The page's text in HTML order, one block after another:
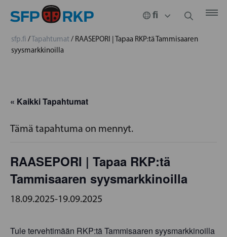
sfp.fi /Tapahtumat/ RAASEPORI | Tapaa RKP:tä Tammisaaren
syysmarkkinoilla
« Kaikki Tapahtumat
Tämä tapahtuma on mennyt.
RAASEPORI | Tapaa RKP:tä
Tammisaaren syysmarkkinoilla
18.09.2025-19.09.2025
Tule tervehtimään RKP:tä Tammisaaren syysmarkkinoilla